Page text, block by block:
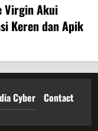
Virgin Akui
Keren dan Apik
Cyber Contact